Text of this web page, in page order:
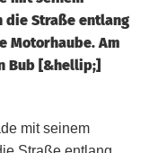
die Straße entlang
Motorhaube. Am
Bub [&hellip;]